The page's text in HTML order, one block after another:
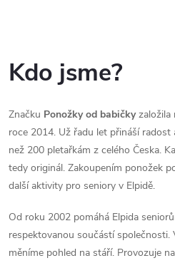
Kdo jsme?
Značku Ponožky od babičkyzaložila
roce 2014. Už řadu let přináší radost
než 200 pletařkám z celého Česka.
tedy originál. Zakoupením ponožek
další aktivity pro seniory v Elpidě.
Od roku 2002 pomáhá Elpida
respektovanou součástí společnosti.
měníme pohled na stáří. Provozuje